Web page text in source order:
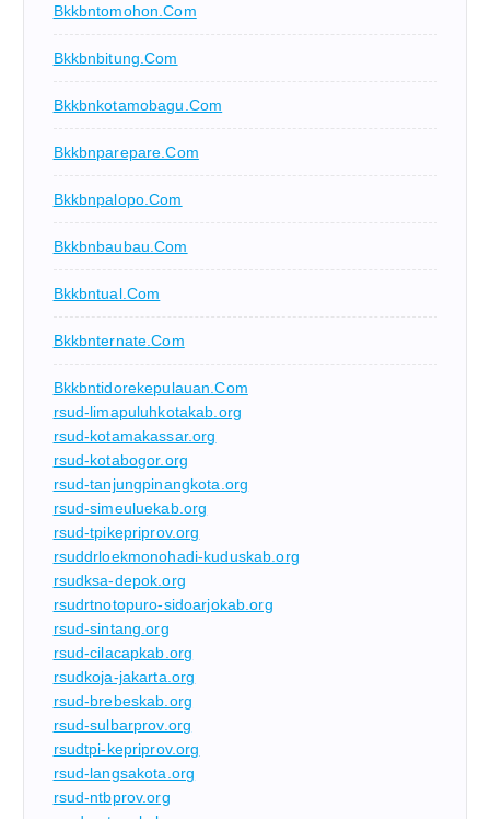
Bkkbntomohon.com
Bkkbnbitung.com
Bkkbnkotamobagu.com
Bkkbnparepare.com
Bkkbnpalopo.com
Bkkbnbaubau.com
Bkkbntual.com
Bkkbnternate.com
Bkkbntidorekepulauan.com
rsud-limapuluhkotakab.org
rsud-kotamakassar.org
rsud-kotabogor.org
rsud-tanjungpinangkota.org
rsud-simeuluekab.org
rsud-tpikepriprov.org
rsuddrloekmonohadi-kuduskab.org
rsudksa-depok.org
rsudrtnotopuro-sidoarjokab.org
rsud-sintang.org
rsud-cilacapkab.org
rsudkoja-jakarta.org
rsud-brebeskab.org
rsud-sulbarprov.org
rsudtpi-kepriprov.org
rsud-langsakota.org
rsud-ntbprov.org